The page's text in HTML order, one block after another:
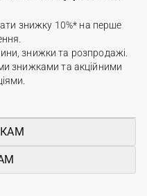
знижку 10%* на перше
знижки та розпродажі.
знижками та акційними